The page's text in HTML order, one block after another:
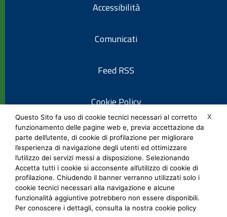
Accessibilità
Comunicati
Feed RSS
Cookie Policy
Informativa privacy
Note legali
Social Media Policy
X
Questo Sito fa uso di cookie tecnici necessari al corretto
funzionamento delle pagine web e, previa accettazione da
parte dell’utente, di cookie di profilazione per migliorare
l’esperienza di navigazione degli utenti ed ottimizzare
l’utilizzo dei servizi messi a disposizione. Selezionando
Accetta tutti i cookie si acconsente all’utilizzo di cookie di
profilazione. Chiudendo il banner verranno utilizzati solo i
cookie tecnici necessari alla navigazione e alcune
funzionalità aggiuntive potrebbero non essere disponibili.
Per conoscere i dettagli, consulta la nostra cookie policy